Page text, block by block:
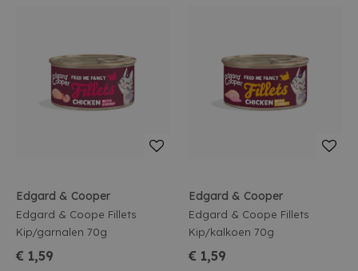
Edgard & Cooper
Edgard & Coope Fillets
Kip/garnalen 70g
€ 1,59
Edgard & Cooper
Edgard & Coope Fillets
Kip/kalkoen 70g
€ 1,59